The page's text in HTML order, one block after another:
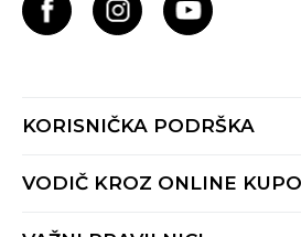
KORISNIČKA PODRŠKA
Provjerite status narudžbe
VODIČ KROZ ONLINE
Kako se registrirati